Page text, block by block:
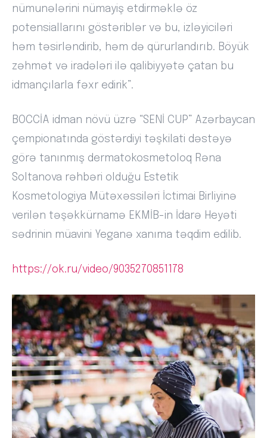
nümunələrini nümayiş etdirməklə öz
potensiallarını göstəriblər və bu, izləyiciləri
həm təsirləndirib, həm də qürurlandırıb. Böyük
zəhmət və iradələri ilə qalibiyyətə çatan bu
idmançılarla fəxr edirik”.
BOCCİA idman növü üzrə “SENİ CUP” Azərbaycan
çempionatında göstərdiyi təşkilati dəstəyə
görə tanınmış dermatokosmetoloq Rəna
Soltanova rəhbəri olduğu Estetik
Kosmetologiya Mütəxəssiləri İctimai Birliyinə
verilən təşəkkürnamə EKMİB-in İdarə Heyəti
sədrinin müavini Yeganə xanıma təqdim edilib.
https://ok.ru/video/9035270851178